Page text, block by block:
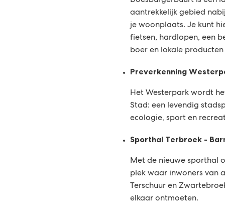
aantrekkelijk gebied
je woonplaats. Je kunt
fietsen, hardlopen, een
boer en lokale producten
Preverkenning
Het Westerpark wordt
Stad: een levendig
ecologie, sport en
Sporthal Terbroek -
Met de nieuwe sporthal
plek waar inwoners van
Terschuur en
elkaar ontmoeten.